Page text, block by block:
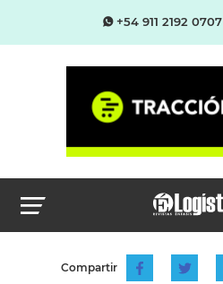
+54 911 2192 0707
Compartir